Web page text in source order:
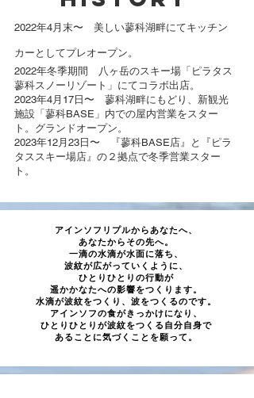
2022年4月末〜 美しい蓼科湖畔にてキッチン
カーとしてプレオープン。
2022年冬季期間 八ヶ岳のスキー場「ピラタス
蓼科スノーリゾート」にてコラボ出店。
2023年4月17日〜 蓼科湖畔にもどり、新観光
施設「蓼科BASE」内での屋内営業をスター
ト。グランドオープン。
2023年12月23日〜 『蓼科BASE店』と『ピラ
タススキー場店』の２拠点で冬季営業スター
ト。
アインソフリプルからあなたへ、
あなたからその先へ。
一滴の水滴が水面に落ち、
波紋が広がっていくように、
ひとりひとりの行動が
遥かかなたへの影響をつくります。
水滴が波紋をつくり、 波をつくるのです。
アインソフの食がきっかけになり、
ひとりひとりが波紋をつくる 自分自身で
あることに気づくことを願って。